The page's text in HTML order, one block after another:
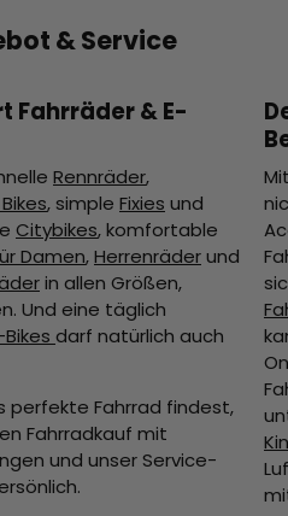
& Service
Fahrräder & E-
Rennräder,
, simple Fixies und
Citybikes, komfortable
Damen,Herrenräderund
in allen Größen,
Und eine täglich
Bikes darf natürlich auch
perfekte Fahrrad findest,
Fahrradkauf mit
und unser Service-